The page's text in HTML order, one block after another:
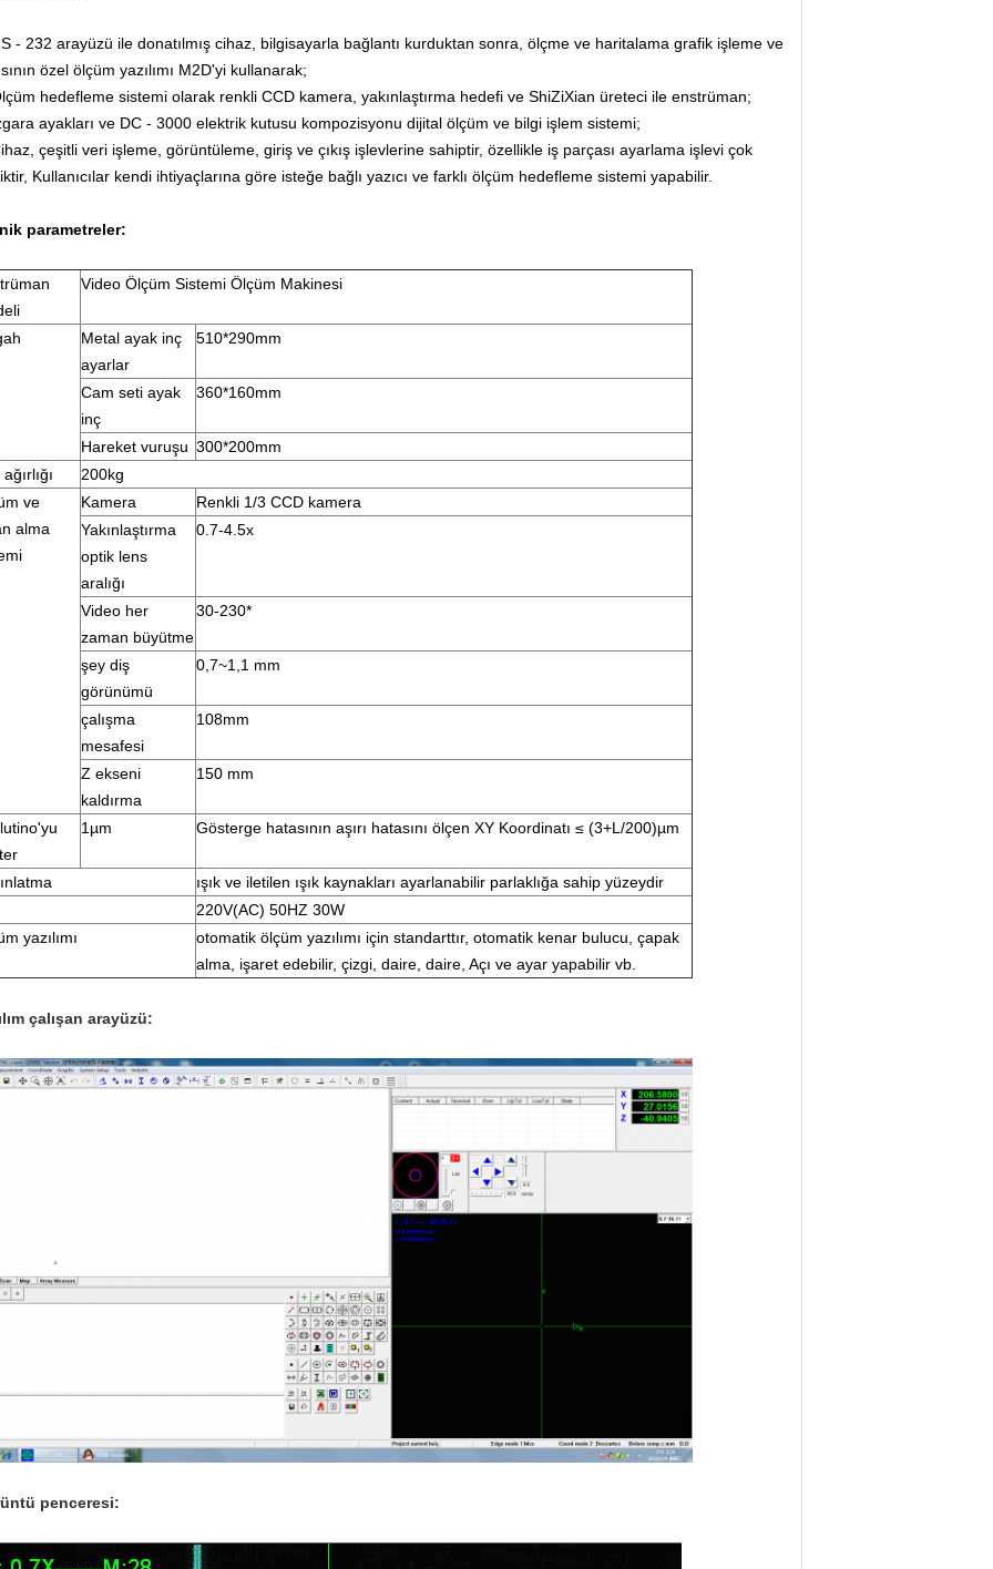
- 232 arayüzü ile donatılmış cihaz, bilgisayarla bağlantı kurduktan sonra, ölçme ve haritalama grafik işleme ve
özel ölçüm yazılımı M2D'yi kullanarak;
hedefleme sistemi olarak renkli CCD kamera, yakınlaştırma hedefi ve ShiZiXian üreteci ile enstrüman;
ayakları ve DC - 3000 elektrik kutusu kompozisyonu dijital ölçüm ve bilgi işlem sistemi;
çeşitli veri işleme, görüntüleme, giriş ve çıkış işlevlerine sahiptir, özellikle iş parçası ayarlama işlevi çok
Kullanıcılar kendi ihtiyaçlarına göre isteğe bağlı yazıcı ve farklı ölçüm hedefleme sistemi yapabilir.
parametreler:
Video Ölçüm Sistemi Ölçüm Makinesi
Metal ayak inç
ayarlar
510*290mm
Cam seti ayak
inç
360*160mm
Hareket vuruşu 300*200mm
200kg
ve
alma
Kamera
Renkli 1/3 CCD kamera
Yakınlaştırma
optik lens
aralığı
0.7-4.5x
Video her
zaman büyütme
30-230*
şey diş
görünümü
0,7~1,1 mm
çalışma
mesafesi
108mm
Z ekseni
kaldırma
150 mm
1µm Gösterge hatasının aşırı hatasını ölçen XY Koordinatı ≤ (3+L/200)µm
ışık ve iletilen ışık kaynakları ayarlanabilir parlaklığa sahip yüzeydir
220V(AC) 50HZ 30W
yazılımı
otomatik ölçüm yazılımı için standarttır, otomatik kenar bulucu, çapak
alma, işaret edebilir, çizgi, daire, daire, Açı ve ayar yapabilir vb.
çalışan arayüzü:
penceresi: